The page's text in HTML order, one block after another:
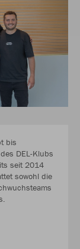
bis
DEL-Klubs
seit 2014
sowohl die